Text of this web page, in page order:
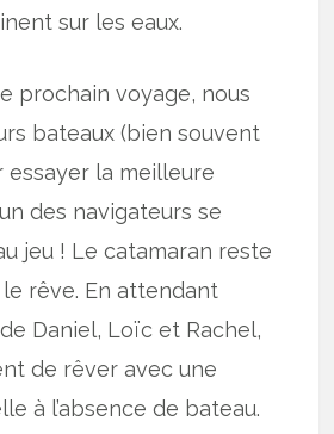
sur les eaux.
prochain voyage, nous
bateaux (bien souvent
essayer la meilleure
des navigateurs se
jeu ! Le catamaran reste
rêve. En attendant
Daniel, Loïc et Rachel,
de rêver avec une
à l’absence de bateau.